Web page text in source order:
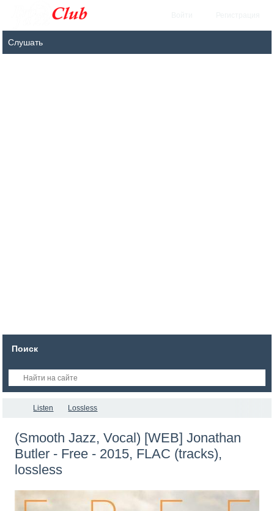
Поиск
Listen Lossless
(Smooth Jazz, Vocal) [WEB] Jonathan
Butler - Free - 2015, FLAC (tracks),
lossless